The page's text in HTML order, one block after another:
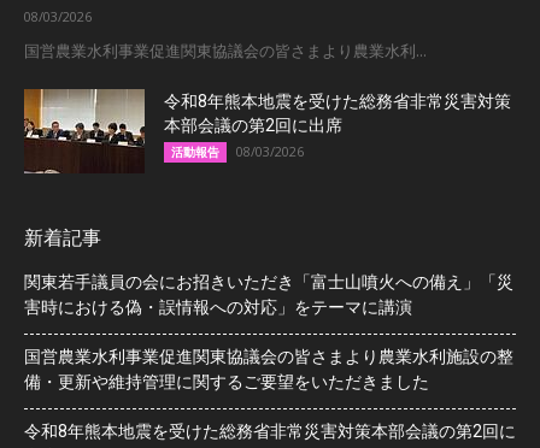
08/03/2026
国営農業水利事業促進関東協議会の皆さまより農業水利...
令和8年熊本地震を受けた総務省非常災害対策
本部会議の第2回に出席
活動報告 08/03/2026
新着記事
関東若手議員の会にお招きいただき「富士山噴火への備え」「災
害時における偽・誤情報への対応」をテーマに講演
国営農業水利事業促進関東協議会の皆さまより農業水利施設の整
備・更新や維持管理に関するご要望をいただきました
令和8年熊本地震を受けた総務省非常災害対策本部会議の第2回に